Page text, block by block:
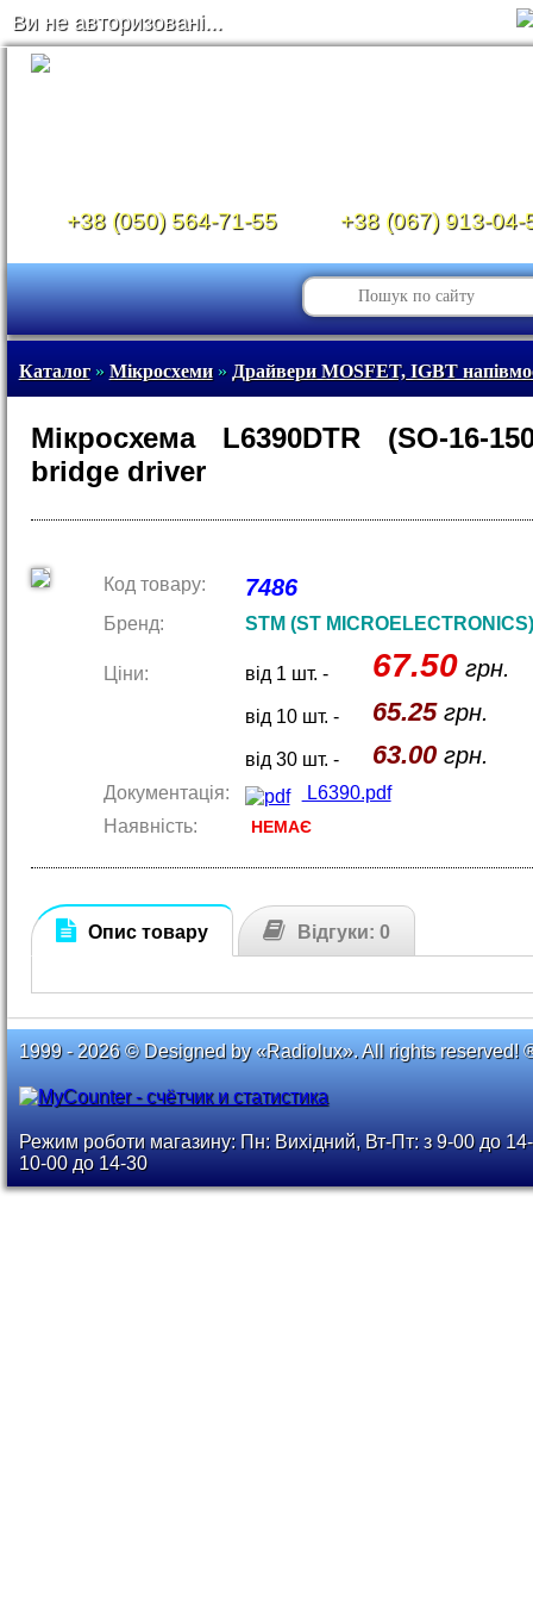
Ви не авторизовані...
+38 (050) 564-71-55 +38 (067) 913-04-
Каталог» Мікросхеми» Драйвери MOSFET, IGBT
Мікросхема L6390DTR (SO-16-
bridge driver
Код товару: 7486
Бренд: STM (ST MICROELECTRONICS)
Ціни: від 1 шт. - 67.50грн.
від 10 шт. - 65.25грн.
від 30 шт. - 63.00грн.
Документація:
L6390.pdf
Наявність:
НЕМАЄ
Опис товару Відгуки: 0
1999 - 2026 © Designed by «Radiolux». All rights reserved!
Режим роботи магазину: Пн: Вихідний, Вт-Пт: з 9-00 до
10-00 до 14-30